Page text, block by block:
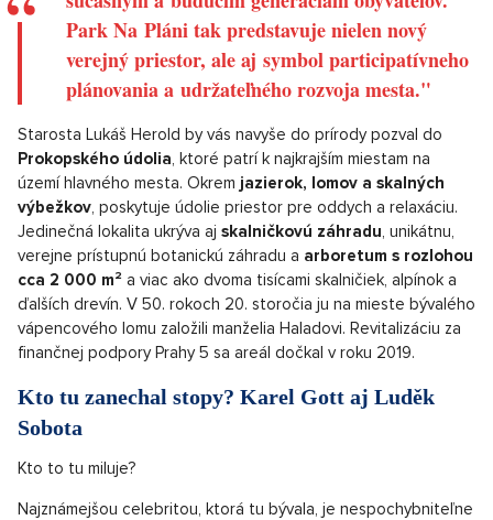
Park Na Pláni tak predstavuje nielen nový
verejný priestor, ale aj symbol participatívneho
plánovania a udržateľného rozvoja mesta."
Starosta Lukáš Herold by vás navyše do prírody pozval do
Prokopského údolia, ktoré patrí k najkrajším miestam na
území hlavného mesta. Okrem jazierok, lomov a skalných
výbežkov, poskytuje údolie priestor pre oddych a relaxáciu.
Jedinečná lokalita ukrýva aj skalničkovú záhradu, unikátnu,
verejne prístupnú botanickú záhradu a arboretum s rozlohou
cca 2 000 m² a viac ako dvoma tisícami skalničiek, alpínok a
ďalších drevín. V 50. rokoch 20. storočia ju na mieste bývalého
vápencového lomu založili manželia Haladovi. Revitalizáciu za
finančnej podpory Prahy 5 sa areál dočkal v roku 2019.
Kto tu zanechal stopy? Karel Gott aj Luděk
Sobota
Kto to tu miluje?
Najznámejšou celebritou, ktorá tu bývala, je nespochybniteľne